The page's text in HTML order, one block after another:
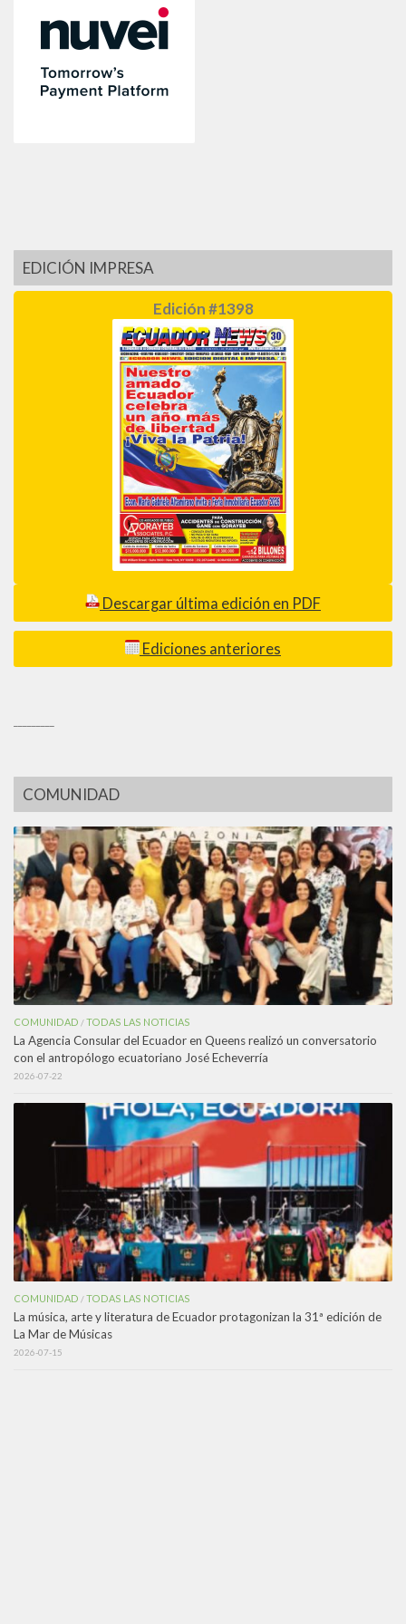
EDICIÓN IMPRESA
Edición #1398
Descargar última edición en PDF
Ediciones anteriores
COMUNIDAD
COMUNIDAD /TODAS LAS NOTICIAS
La Agencia Consular del Ecuador en Queens realizó un conversatorio
con el antropólogo ecuatoriano José Echeverría
2026-07-22
COMUNIDAD /TODAS LAS NOTICIAS
La música, arte y literatura de Ecuador protagonizan la 31ª edición de
La Mar de Músicas
2026-07-15